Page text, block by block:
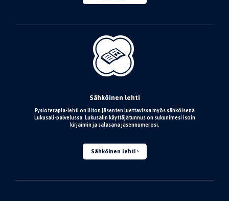
Sähköinen lehti
Fysioterapia-lehti on liiton jäsenten luettavissa myös sähköisenä
Lukusali-palvelussa. Lukusalin käyttäjätunnus on sukunimesi isoin
kirjaimin ja salasana jäsennumerosi.
Sähköinen lehti